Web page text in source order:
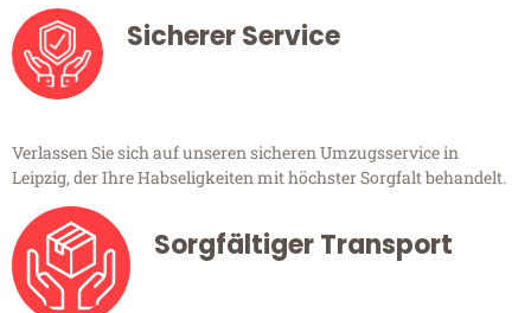
Sicherer Service
Verlassen Sie sich auf unseren sicheren Umzugsservice in
Leipzig, der Ihre Habseligkeiten mit höchster Sorgfalt behandelt.
Sorgfältiger Transport